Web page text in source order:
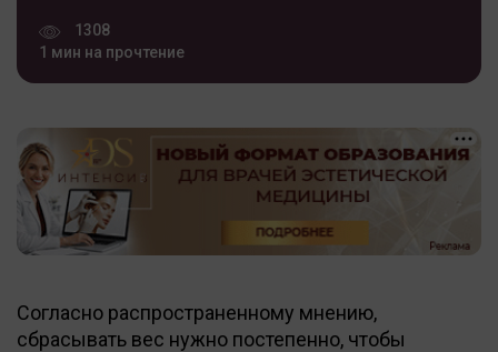
1308
1 мин на прочтение
Согласно распространенному мнению,
сбрасывать вес нужно постепенно, чтобы